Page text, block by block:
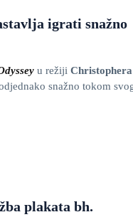
igrati snažno
u režiji Christophera
snažno tokom
plakata bh.